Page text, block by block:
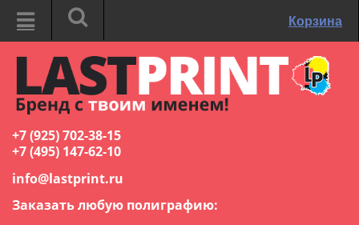
Корзина
+7 (925) 702-38-15
+7 (495) 147-62-10
info@lastprint.ru
Заказать любую полиграфию: